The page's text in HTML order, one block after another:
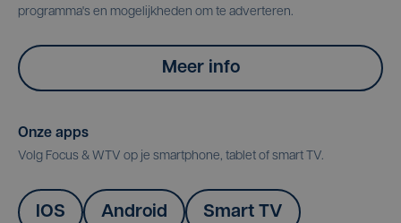
programma's en mogelijkheden om te adverteren.
Meer info
Onze apps
Volg Focus & WTV op je smartphone, tablet of smart TV.
IOS Android Smart TV